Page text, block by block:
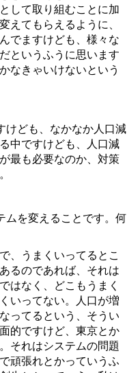
して取り組むことに加
えてもらえるように、
でますけども、様々な
というふうに思います
なきゃいけないという
けども、なかなか人口減
中ですけども、人口減
最も必要なのか、対策
ムを変えることです。何
、うまくいってるとこ
るのであれば、それは
はなく、どこもうまく
いってない。人口が増
ってるという、そうい
的ですけど、東京とか
それはシステムの問題
頑張れとかっていうふ